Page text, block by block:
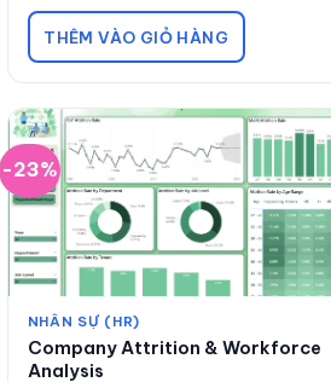
là:
65.000 ₫.
tại
50.000 ₫.
THÊM VÀO GIỎ HÀNG
-23%
NHÂN SỰ (HR)
Company Attrition & Workforce
Analysis